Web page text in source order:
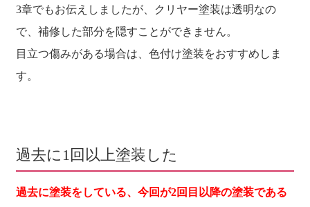
3章でもお伝えしましたが、クリヤー塗装は透明なの
で、補修した部分を隠すことができません。
目立つ傷みがある場合は、色付け塗装をおすすめしま
す。
過去に1回以上塗装した
過去に塗装をしている、今回が2回目以降の塗装である